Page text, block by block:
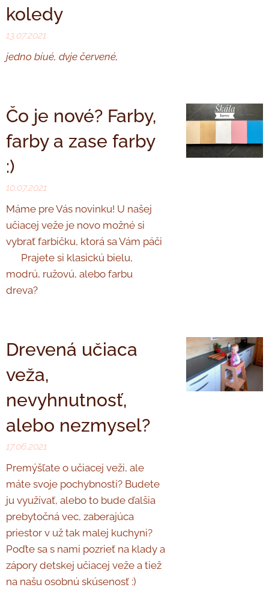
koledy ♥
13.07.2021
jedno bíué, dvje červené,
Čo je nové? Farby,
farby a zase farby
:)
10.07.2021
Máme pre Vás novinku! U našej
učiacej veže je novo možné si
vybrať farbičku, ktorá sa Vám páči
♥ Prajete si klasickú bielu,
modrú, ružovú, alebo farbu
dreva?
Drevená učiaca
veža,
nevyhnutnosť,
alebo nezmysel?
17.06.2021
Premýšľate o učiacej veži, ale
máte svoje pochybnosti? Budete
ju využívať, alebo to bude ďalšia
prebytočná vec, zaberajúca
priestor v už tak malej kuchyni?
Poďte sa s nami pozrieť na klady a
zápory detskej učiacej veže a tiež
na našu osobnú skúsenosť :)